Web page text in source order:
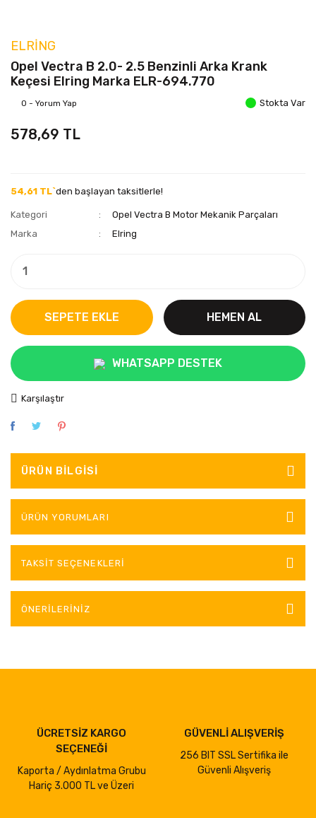
ELRING
Opel Vectra B 2.0- 2.5 Benzinli Arka Krank
Keçesi Elring Marka ELR-694.770
0 - Yorum Yap Stokta Var
578,69 TL
54,61 TL`den başlayan taksitlerle!
Kategori
Opel Vectra B Motor Mekanik Parçaları
Marka
Elring
SEPETE EKLE HEMEN AL
WHATSAPP DESTEK
Karşılaştır
ÜRÜN BILGISI
ÜRÜN YORUMLARI
TAKSIT SEÇENEKLERI
ÖNERILERINIZ
ÜCRETSİZ KARGO
SEÇENEĞİ
Kaporta / Aydınlatma Grubu
Hariç 3.000 TL ve Üzeri
GÜVENLİ ALIŞVERİŞ
256 BIT SSL Sertifika ile
Güvenli Alışveriş